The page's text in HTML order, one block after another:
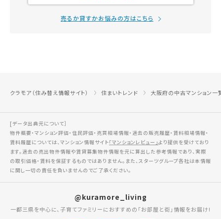
売るか貸すかお悩みの方はこちら
クラモア（住み替え情報サイト） 住まいトレンド 大阪府の中古マンション一
[データ出典元について］
物件概要・マンション評価・住民評価・売買相場情報・過去の販売履歴・賃料相場情報・
賃料履歴については、マンション情報サイト「マンションレビュー」より提供を受けており
ます。過去の売出物件情報や賃貸募集物件情報を元に算出した参考情報であり、実際
の取引価格・賃料を保証するものではありません。また、スターツグループ各社は本情報
に関し一切の責任を負いませんのでご了承ください。
@kuramore_living
一都三県を中心に、子育てファミリーにおすすめの「お部屋と街」情報をお届け!